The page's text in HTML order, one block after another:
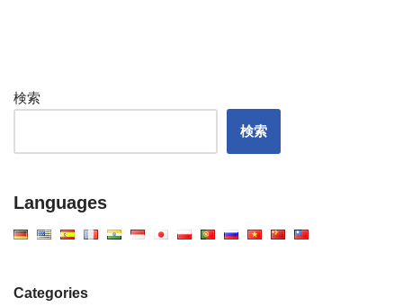
検索
検索
Languages
Categories